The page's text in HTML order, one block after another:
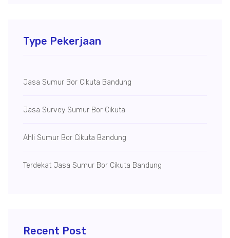
Type Pekerjaan
Jasa Sumur Bor Cikuta Bandung
Jasa Survey Sumur Bor Cikuta
Ahli Sumur Bor Cikuta Bandung
Terdekat Jasa Sumur Bor Cikuta Bandung
Recent Post